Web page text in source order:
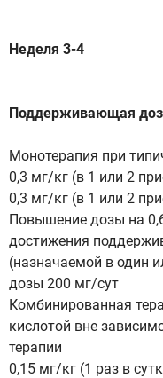
Неделя 3-4
Поддерживающая
Монотерапия при
0,3 мг/кг (в 1 или 2
0,3 мг/кг (в 1 или 2
Повышение дозы на
достижения
(назначаемой в один
дозы 200 мг/сут
Комбинированная
кислотой вне
терапии
0,15 мг/кг (1 раз в